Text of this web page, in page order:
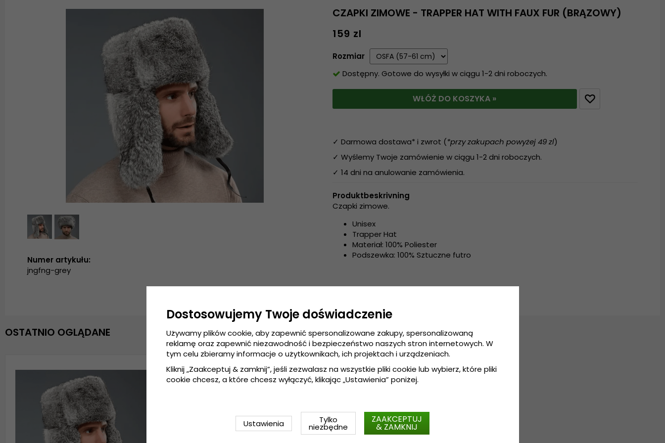
CZAPKI ZIMOWE - TRAPPER HAT WITH FAUX FUR (BRĄZOWY)
159 zl
Rozmiar
Dostępny. Gotowe do wysyłki w ciągu 1-2 dni roboczych.
WŁÓŻ DO KOSZYKA »
✓ Darmowa dostawa* i zwrot (*przy zakupach powyżej 49 zl)
✓ Wyślemy Twoje zamówienie w ciągu 1-2 dni roboczych.
✓ 14 dni na anulowanie zamówienia.
Produktbeskrivning
Czapki zimowe.
Unisex
Trapper Hat
Materiał: 100% Poliester
Podszewka: 100% Sztuczne futro
Numer artykułu:
jngfng-grey
OSTATNIO OGLĄDANE
Dostosowujemy Twoje doświadczenie
Używamy plików cookie, aby zapewnić spersonalizowane zakupy, spersonalizowaną
reklamę oraz zapewnić niezawodność i bezpieczeństwo naszych stron internetowych. W
tym celu zbieramy informacje o użytkownikach, ich projektach i urządzeniach.
Kliknij „Zaakceptuj & zamknij”, jeśli zezwalasz na wszystkie pliki cookie lub wybierz, które pliki
cookie chcesz, a które chcesz wyłączyć, klikając „Ustawienia” poniżej.
Ustawienia Tylko
niezbędne
ZAAKCEPTUJ
& ZAMKNIJ